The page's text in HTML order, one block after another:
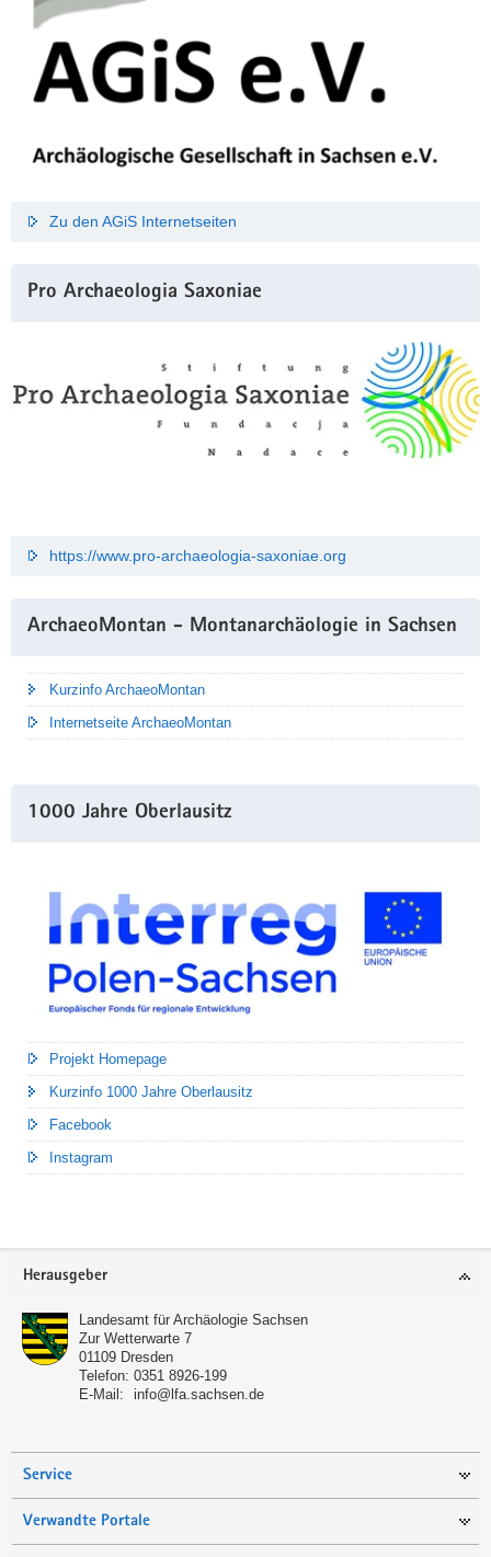
Zu den AGiS Internetseiten
Pro Archaeologia Saxoniae
https://www.pro-archaeologia-saxoniae.org
ArchaeoMontan - Montanarchäologie in Sachsen
Kurzinfo ArchaeoMontan
Internetseite ArchaeoMontan
1000 Jahre Oberlausitz
Projekt Homepage
Kurzinfo 1000 Jahre Oberlausitz
Facebook
Instagram
Footer-
Herausgeber
Landesamt für Archäologie Sachsen
Zur Wetterwarte 7
01109 Dresden
Telefon: 0351 8926-199
E-Mail:
info@lfa.sachsen.de
Service
Verwandte Portale